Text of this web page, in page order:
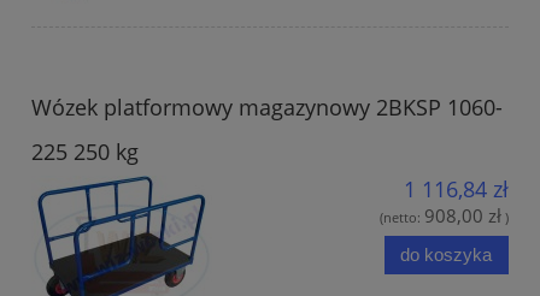
Wózek platformowy magazynowy 2BKSP 1060-
225 250 kg
1 116,84 zł
(netto: 908,00 zł )
do koszyka